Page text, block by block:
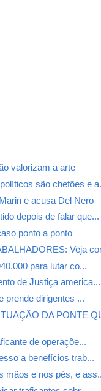
valorizam a arte
são chefões e
e acusa Del Nero
depois de falar que...
ponto a ponto
Veja
para lutar co...
de Justiça america...
prende dirigentes ...
DA PONTE
de operaçõe...
a benefícios trab...
mãos e nos pés, e